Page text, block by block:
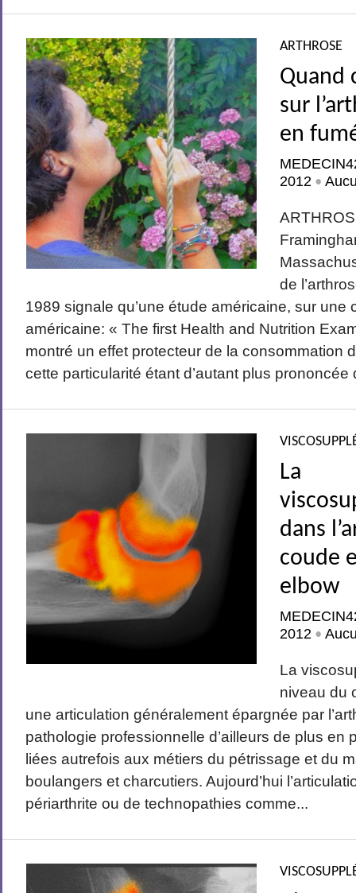
ARTHROSE
Quand
sur
en
2012 •
de
1989 signale qu’une étude américaine, sur une
américaine: « The first Health and Nutrition
montré un effet protecteur de la consommation
cette particularité étant d’autant plus prononcée
La
dans
coude
elbow
2012 •
La
niveau du
une articulation généralement épargnée par
pathologie professionnelle d’ailleurs de plus en
liées autrefois aux métiers du pétrissage et du
boulangers et charcutiers. Aujourd’hui
périarthrite ou de technopathies comme...